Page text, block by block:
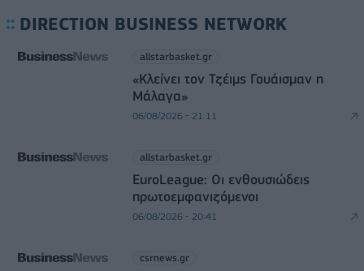
DIRECTION BUSINESS NETWORK
allstarbasket.gr
«Κλείνει τον Τζέιμς Γουάισμαν η
Μάλαγα»
06/08/2026 - 21:11
allstarbasket.gr
EuroLeague: Οι ενθουσιώδεις
πρωτοεμφανιζόμενοι
06/08/2026 - 20:41
csrnews.gr